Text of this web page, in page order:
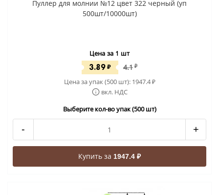
Пуллер для молнии №12 цвет 322 черный (уп
500шт/10000шт)
Цена за 1 шт
3.89₽ 4.1 ₽
Цена за упак (500 шт): 1947.4₽
вкл. НДС
Выберите кол-во упак (500 шт)
- +
Купить за 1947.4 ₽